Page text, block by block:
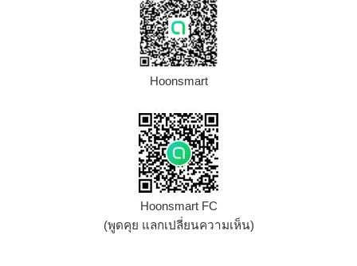
Hoonsmart
Hoonsmart FC
(พูดคุย แลกเปลี่ยนความเห็น)